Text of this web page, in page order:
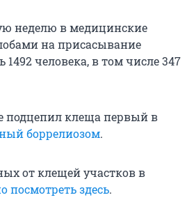
неделю в медицинские
на присасывание
человека, в том числе 347
подцепил клеща первый в
боррелиозом.
от клещей участков в
посмотреть здесь.